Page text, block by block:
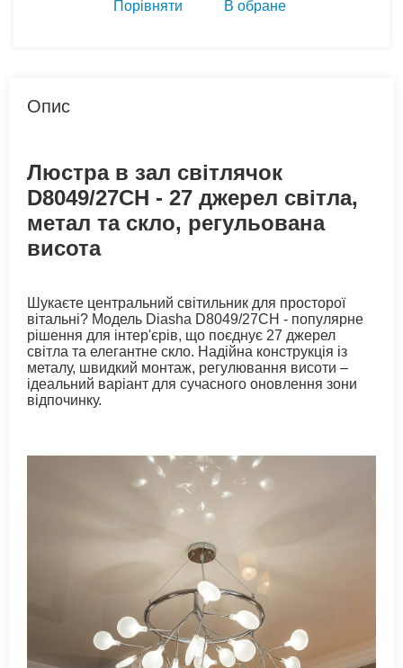
Порівняти В обране
Опис
Люстра в зал світлячок
D8049/27CH - 27 джерел світла,
метал та скло, регульована
висота
Шукаєте центральний світильник для просторої
вітальні? Модель Diasha D8049/27CH - популярне
рішення для інтер'єрів, що поєднує 27 джерел
світла та елегантне скло. Надійна конструкція із
металу, швидкий монтаж, регулювання висоти –
ідеальний варіант для сучасного оновлення зони
відпочинку.